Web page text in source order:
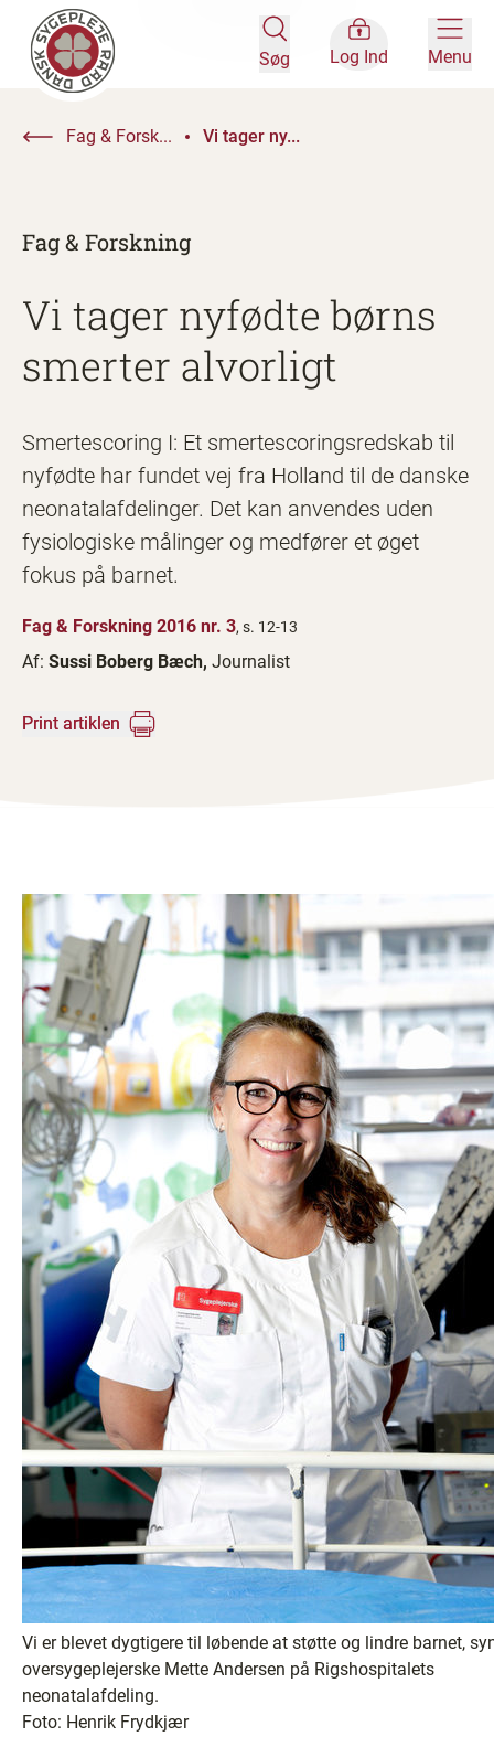
Søg Log Ind Menu
Fag & Forsk... Vi tager ny...
Fag & Forskning
Vi tager nyfødte børns
smerter alvorligt
Smertescoring I: Et smertescoringsredskab til
nyfødte har fundet vej fra Holland til de danske
neonatalafdelinger. Det kan anvendes uden
fysiologiske målinger og medfører et øget
fokus på barnet.
Fag & Forskning 2016 nr. 3, s. 12-13
Af: Sussi Boberg Bæch, Journalist
Print artiklen
Vi er blevet dygtigere til løbende at støtte og lindre barnet,
oversygeplejerske Mette Andersen på Rigshospitalets
neonatalafdeling.
Foto: Henrik Frydkjær